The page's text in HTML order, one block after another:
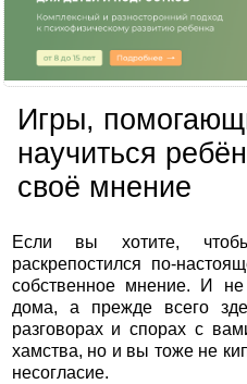
Игры,
научиться
своё мнение
Если вы хотите,
раскрепостился по-
собственное мнение. И
дома, а прежде всего
разговорах и спорах с
хамства, но и вы тоже не
несогласие.